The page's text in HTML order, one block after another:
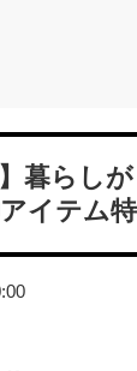
】暮らし
イテム